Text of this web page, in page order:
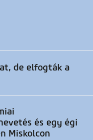
de elfogták a
és egy égi
Miskolcon